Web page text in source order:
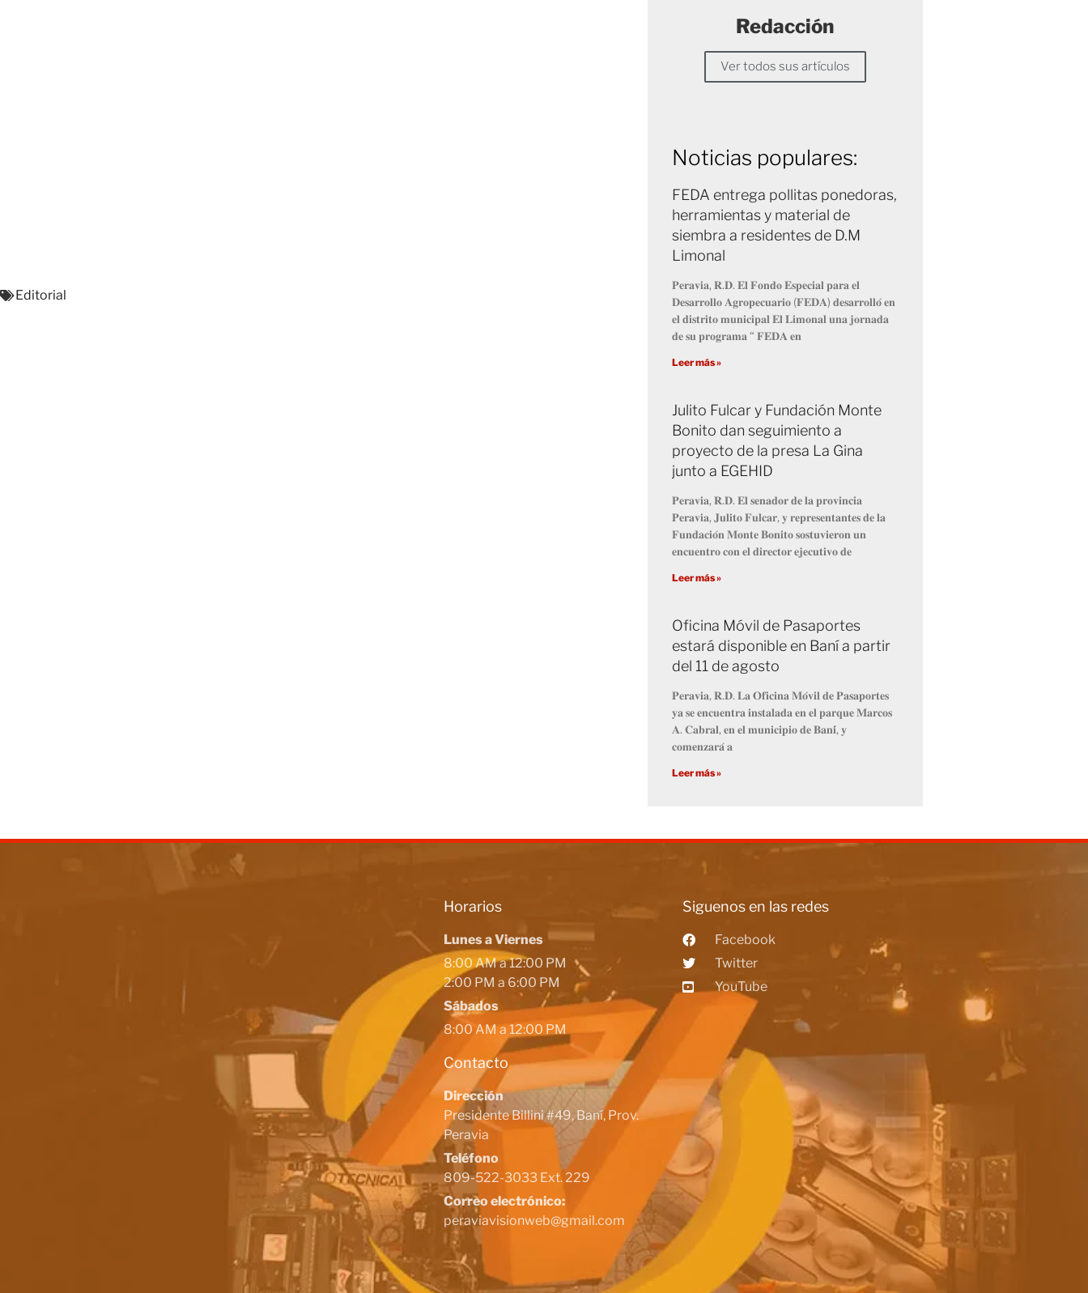
Editorial
Redacción
Ver todos sus artículos
Noticias populares:
FEDA entrega pollitas ponedoras,
herramientas y material de
siembra a residentes de D.M
Limonal
𝐏𝐞𝐫𝐚𝐯𝐢𝐚, 𝐑.𝐃. 𝐄𝐥 𝐅𝐨𝐧𝐝𝐨 𝐄𝐬𝐩𝐞𝐜𝐢𝐚𝐥 𝐩𝐚𝐫𝐚 𝐞𝐥
𝐃𝐞𝐬𝐚𝐫𝐫𝐨𝐥𝐥𝐨 𝐀𝐠𝐫𝐨𝐩𝐞𝐜𝐮𝐚𝐫𝐢𝐨 (𝐅𝐄𝐃𝐀) 𝐝𝐞𝐬𝐚𝐫𝐫𝐨𝐥𝐥𝐨́ 𝐞𝐧
𝐞𝐥 𝐝𝐢𝐬𝐭𝐫𝐢𝐭𝐨 𝐦𝐮𝐧𝐢𝐜𝐢𝐩𝐚𝐥 𝐄𝐥 𝐋𝐢𝐦𝐨𝐧𝐚𝐥 𝐮𝐧𝐚 𝐣𝐨𝐫𝐧𝐚𝐝𝐚
𝐝𝐞 𝐬𝐮 𝐩𝐫𝐨𝐠𝐫𝐚𝐦𝐚 “ 𝐅𝐄𝐃𝐀 𝐞𝐧
Leer más »
Julito Fulcar y Fundación Monte
Bonito dan seguimiento a
proyecto de la presa La Gina
junto a EGEHID
𝐏𝐞𝐫𝐚𝐯𝐢𝐚, 𝐑.𝐃. 𝐄𝐥 𝐬𝐞𝐧𝐚𝐝𝐨𝐫 𝐝𝐞 𝐥𝐚 𝐩𝐫𝐨𝐯𝐢𝐧𝐜𝐢𝐚
𝐏𝐞𝐫𝐚𝐯𝐢𝐚, 𝐉𝐮𝐥𝐢𝐭𝐨 𝐅𝐮𝐥𝐜𝐚𝐫, 𝐲 𝐫𝐞𝐩𝐫𝐞𝐬𝐞𝐧𝐭𝐚𝐧𝐭𝐞𝐬 𝐝𝐞 𝐥𝐚
𝐅𝐮𝐧𝐝𝐚𝐜𝐢𝐨́𝐧 𝐌𝐨𝐧𝐭𝐞 𝐁𝐨𝐧𝐢𝐭𝐨 𝐬𝐨𝐬𝐭𝐮𝐯𝐢𝐞𝐫𝐨𝐧 𝐮𝐧
𝐞𝐧𝐜𝐮𝐞𝐧𝐭𝐫𝐨 𝐜𝐨𝐧 𝐞𝐥 𝐝𝐢𝐫𝐞𝐜𝐭𝐨𝐫 𝐞𝐣𝐞𝐜𝐮𝐭𝐢𝐯𝐨 𝐝𝐞
Leer más »
Oficina Móvil de Pasaportes
estará disponible en Baní a partir
del 11 de agosto
𝐏𝐞𝐫𝐚𝐯𝐢𝐚, 𝐑.𝐃. 𝐋𝐚 𝐎𝐟𝐢𝐜𝐢𝐧𝐚 𝐌𝐨́𝐯𝐢𝐥 𝐝𝐞 𝐏𝐚𝐬𝐚𝐩𝐨𝐫𝐭𝐞𝐬
𝐲𝐚 𝐬𝐞 𝐞𝐧𝐜𝐮𝐞𝐧𝐭𝐫𝐚 𝐢𝐧𝐬𝐭𝐚𝐥𝐚𝐝𝐚 𝐞𝐧 𝐞𝐥 𝐩𝐚𝐫𝐪𝐮𝐞 𝐌𝐚𝐫𝐜𝐨𝐬
𝐀. 𝐂𝐚𝐛𝐫𝐚𝐥, 𝐞𝐧 𝐞𝐥 𝐦𝐮𝐧𝐢𝐜𝐢𝐩𝐢𝐨 𝐝𝐞 𝐁𝐚𝐧𝐢́, 𝐲
𝐜𝐨𝐦𝐞𝐧𝐳𝐚𝐫𝐚́ 𝐚
Leer más »
Horarios
Lunes a Viernes
8:00 AM a 12:00 PM
2:00 PM a 6:00 PM
Sábados
8:00 AM a 12:00 PM
Contacto
Dirección
Presidente Billini #49, Baní, Prov.
Peravia
Teléfono
809-522-3033 Ext. 229
Correo electrónico:
peraviavisionweb@gmail.com
Siguenos en las redes
Facebook
Twitter
YouTube